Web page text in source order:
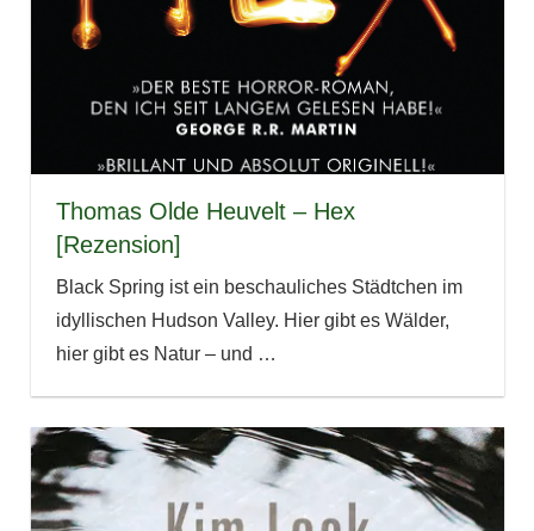
Thomas Olde Heuvelt – Hex
[Rezension]
Black Spring ist ein beschauliches Städtchen im
idyllischen Hudson Valley. Hier gibt es Wälder,
hier gibt es Natur – und …